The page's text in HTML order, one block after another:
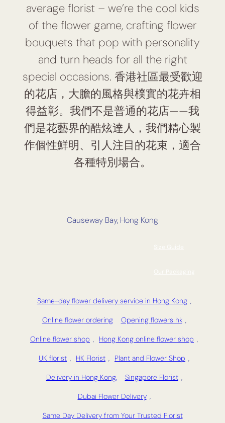
average florist – we’re the cool kids
of the flower game, crafting flower
bouquets that pop with personality
and turn heads for all the right
special occasions. 香港社區最受歡迎
的花店，大膽的風格與樸實的花卉相
得益彰。我們不是普通的花店——我
們是花藝界的酷炫達人，我們精心製
作個性鮮明、引人注目的花束，適合
各種特別場合。
Causeway Bay, Hong Kong
Same-day flower delivery service in Hong Kong ,
Online flower ordering Opening flowers hk ,
Online flower shop , Hong Kong online flower shop ,
UK florist , HK Florist , Plant and Flower Shop ,
Delivery in Hong Kong, Singapore Florist ,
Dubai Flower Delivery ,
Same Day Delivery from Your Trusted Florist